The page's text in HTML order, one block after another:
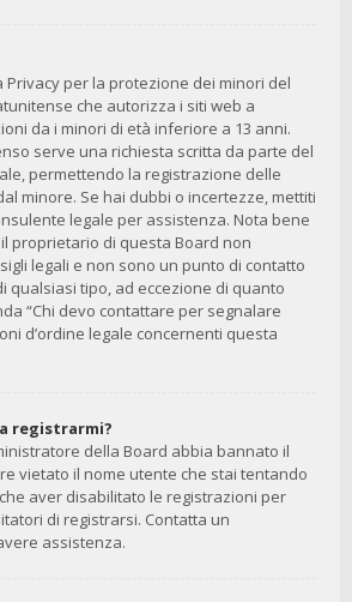
Privacy per la protezione dei minori del
che autorizza i siti web a
da i minori di età inferiore a 13 anni.
serve una richiesta scritta da parte del
permettendo la registrazione delle
minore. Se hai dubbi o incertezze, mettiti
legale per assistenza. Nota bene
proprietario di questa Board non
legali e non sono un punto di contatto
qualsiasi tipo, ad eccezione di quanto
“Chi devo contattare per segnalare
d’ordine legale concernenti questa
registrarmi?
della Board abbia bannato il
vietato il nome utente che stai tentando
aver disabilitato le registrazioni per
di registrarsi. Contatta un
assistenza.